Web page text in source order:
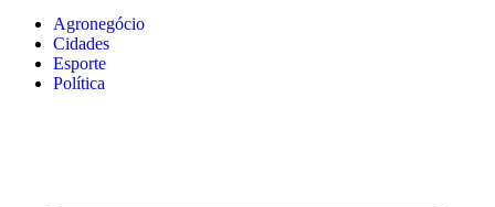
Agronegócio
Cidades
Esporte
Política